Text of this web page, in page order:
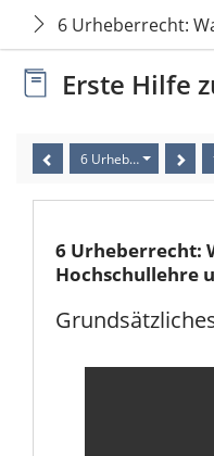
6 Urheberrecht:
Erste Hilfe
6 Urheberrecht: Was
6 Urheberrecht:
Hochschullehre